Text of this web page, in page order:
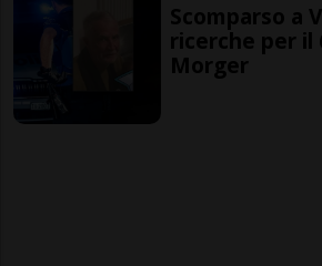
Scomparso a
ricerche per il
Morger